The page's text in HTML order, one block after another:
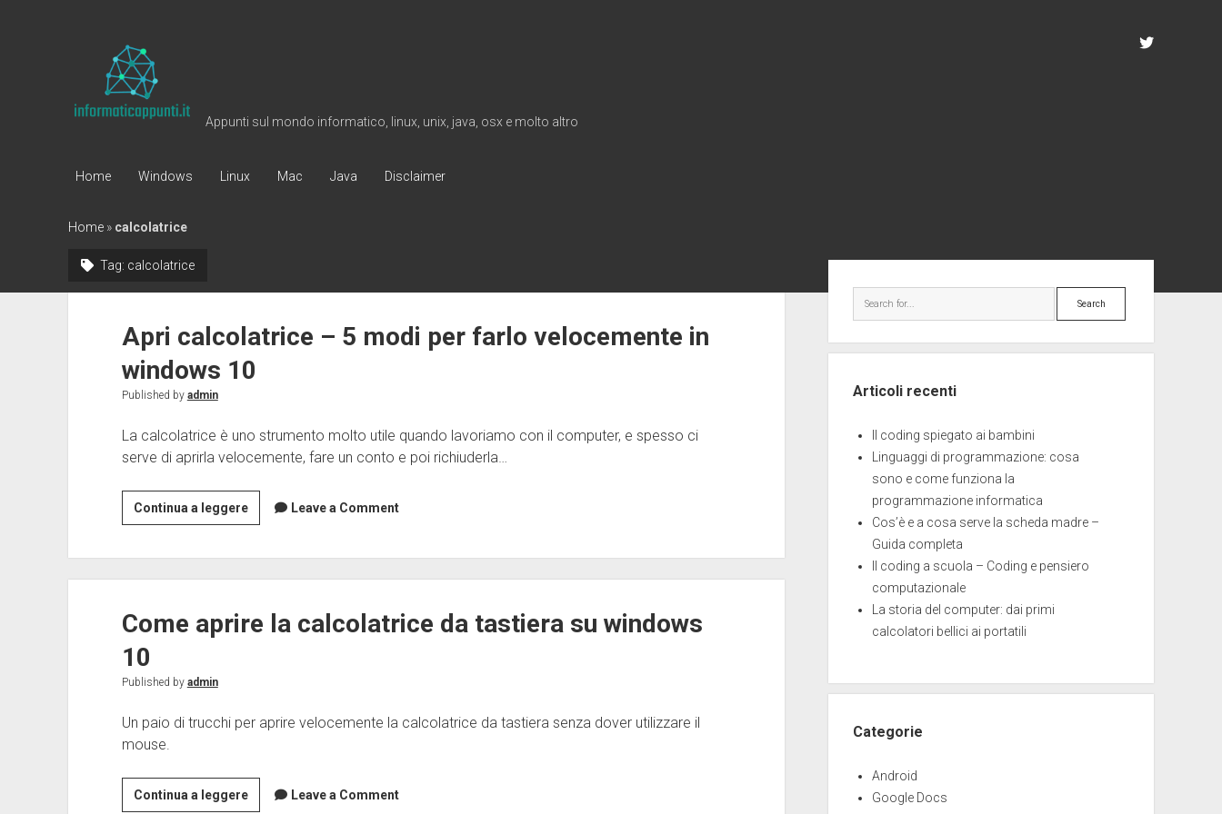
Informaticappunti
Appunti sul mondo informatico, linux, unix, java, osx e molto altro
twitter
Home Windows Linux Mac Java Disclaimer
Home» calcolatrice
Tag: calcolatrice
Apri calcolatrice – 5 modi per farlo velocemente in
windows 10
Published by admin
La calcolatrice è uno strumento molto utile quando lavoriamo con il computer, e spesso ci
serve di aprirla velocemente, fare un conto e poi richiuderla…
Continua a leggereApri
calcolatrice
per
10
Leave a Comment
Come aprire la calcolatrice da tastiera su windows
10
Published by admin
Un paio di trucchi per aprire velocemente la calcolatrice da tastiera senza dover utilizzare il
mouse.
Continua a leggereCome
Leave a Comment
Search
Articoli recenti
Il coding spiegato ai bambini
Linguaggi di programmazione: cosa
sono e come funziona la
programmazione informatica
Cos’è e a cosa serve la scheda madre –
Guida completa
Il coding a scuola – Coding e pensiero
computazionale
La storia del computer: dai primi
calcolatori bellici ai portatili
Categorie
Android
Google Docs